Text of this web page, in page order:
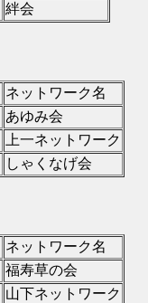
絆会
ネットワーク名
あゆみ会
上一ネットワーク
しゃくなげ会
ネットワーク名
福寿草の会
山下ネットワーク